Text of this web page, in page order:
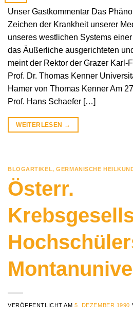
Unser Gastkommentar Das
Zeichen der Krankheit unserer
unseres westlichen Systems
das Äußerliche ausgerichteten
meint der Rektor der Grazer Karl-
Prof. Dr. Thomas Kenner
Hamer von Thomas Kenner Am
Prof. Hans Schaefer […]
WEITERLESEN →
BLOGARTIKEL,GERMANISCHE
Österr.
VERÖFFENTLICHT AM5. DEZEMBER 1990